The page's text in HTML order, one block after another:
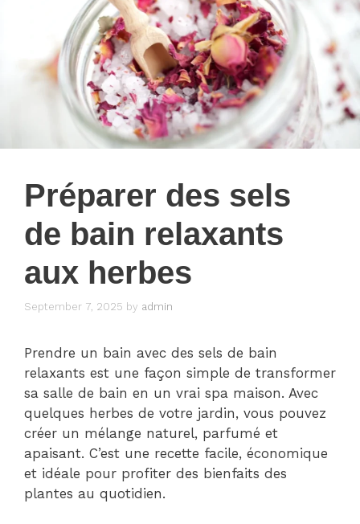
Préparer des sels
de bain relaxants
aux herbes
September 7, 2025 by admin
Prendre un bain avec des sels de bain
relaxants est une façon simple de transformer
sa salle de bain en un vrai spa maison. Avec
quelques herbes de votre jardin, vous pouvez
créer un mélange naturel, parfumé et
apaisant. C’est une recette facile, économique
et idéale pour profiter des bienfaits des
plantes au quotidien.